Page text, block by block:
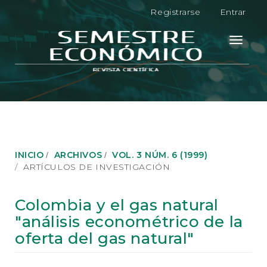
a
ó
n
a
l
o
Registrarse Entrar
Toggle
INICIO ARCHIVOS
VOL. 3 NÚM. 6 (1999)
ARTÍCULOS DE INVESTIGACIÓN
Colombia y el gas natural
"análisis econométrico de la
oferta del gas natural"